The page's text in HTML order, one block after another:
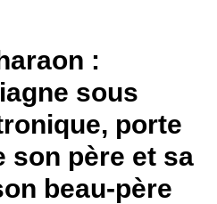
:
sous
porte
son père et sa
beau-père